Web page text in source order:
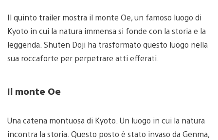
Il quinto trailer mostra il monte Oe, un famoso luogo di
Kyoto in cui la natura immensa si fonde con la storia e la
leggenda. Shuten Doji ha trasformato questo luogo nella
sua roccaforte per perpetrare atti efferati.
Il monte Oe
Una catena montuosa di Kyoto. Un luogo in cui la natura
incontra la storia. Questo posto è stato invaso da Genma,